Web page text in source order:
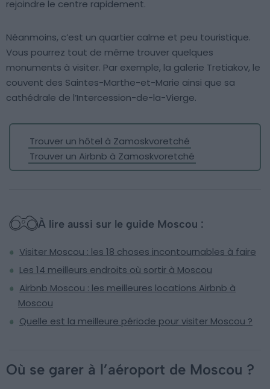
rejoindre le centre rapidement.
Néanmoins, c’est un quartier calme et peu touristique.
Vous pourrez tout de même trouver quelques
monuments à visiter. Par exemple, la galerie Tretiakov, le
couvent des Saintes-Marthe-et-Marie ainsi que sa
cathédrale de l’Intercession-de-la-Vierge.
Trouver un hôtel à Zamoskvoretché
Trouver un Airbnb à Zamoskvoretché
À lire aussi sur le guide Moscou :
Visiter Moscou : les 18 choses incontournables à faire
Les 14 meilleurs endroits où sortir à Moscou
Airbnb Moscou : les meilleures locations Airbnb à
Moscou
Quelle est la meilleure période pour visiter Moscou ?
Où se garer à l’aéroport de Moscou ?